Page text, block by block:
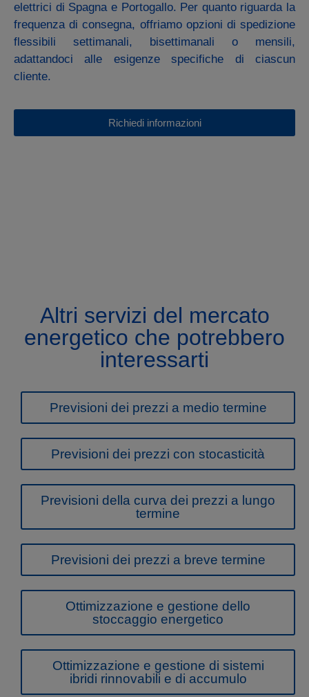
elettrici di Spagna e Portogallo. Per quanto riguarda la
frequenza di consegna, offriamo opzioni di spedizione
flessibili settimanali, bisettimanali o mensili,
adattandoci alle esigenze specifiche di ciascun
cliente.
Richiedi informazioni
Altri servizi del mercato
energetico che potrebbero
interessarti
Previsioni dei prezzi a medio termine
Previsioni dei prezzi con stocasticità
Previsioni della curva dei prezzi a lungo
termine
Previsioni dei prezzi a breve termine
Ottimizzazione e gestione dello
stoccaggio energetico
Ottimizzazione e gestione di sistemi
ibridi rinnovabili e di accumulo